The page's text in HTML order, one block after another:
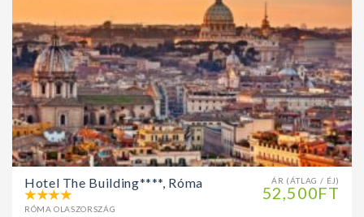
ÁR (ÁTLAG / ÉJ)
52,500FT
Hotel The Building****, Róma
RÓMA OLASZORSZÁG